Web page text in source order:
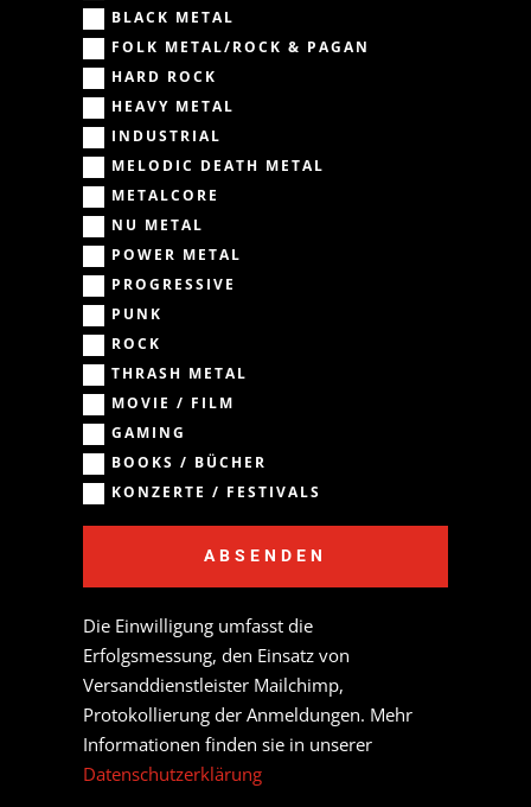
BLACK METAL
FOLK METAL/ROCK & PAGAN
HARD ROCK
HEAVY METAL
INDUSTRIAL
MELODIC DEATH METAL
METALCORE
NU METAL
POWER METAL
PROGRESSIVE
PUNK
ROCK
THRASH METAL
MOVIE / FILM
GAMING
BOOKS / BÜCHER
KONZERTE / FESTIVALS
ABSENDEN
Die Einwilligung umfasst die
Erfolgsmessung, den Einsatz von
Versanddienstleister Mailchimp,
Protokollierung der Anmeldungen. Mehr
Informationen finden sie in unserer
Datenschutzerklärung